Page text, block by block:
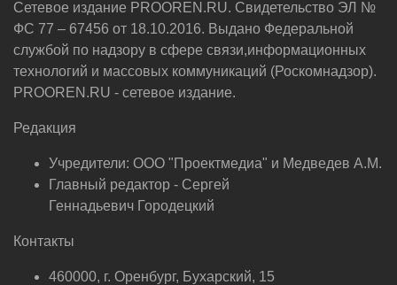
Сетевое издание PROOREN.RU. Свидетельство ЭЛ №
ФС 77 – 67456 от 18.10.2016. Выдано Федеральной
службой по надзору в сфере связи,информационных
технологий и массовых коммуникаций (Роскомнадзор).
PROOREN.RU - сетевое издание.
Редакция
Учредители: ООО "Проектмедиа" и Медведев А.М.
Главный редактор - Сергей
Геннадьевич Городецкий
Контакты
460000, г. Оренбург, Бухарский, 15